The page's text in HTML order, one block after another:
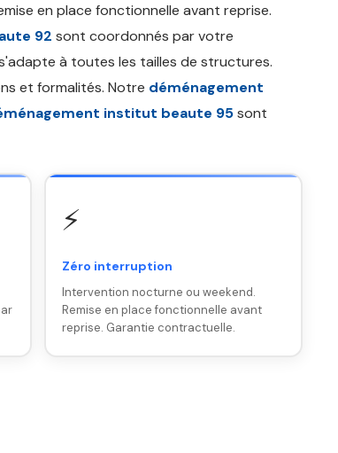
en place fonctionnelle avant reprise.
92 sont coordonnés par votre
à toutes les tailles de structures.
et formalités. Notre déménagement
institut beaute 95sont
⚡
Zéro interruption
Intervention nocturne ou weekend.
Remise en place fonctionnelle avant
reprise. Garantie contractuelle.